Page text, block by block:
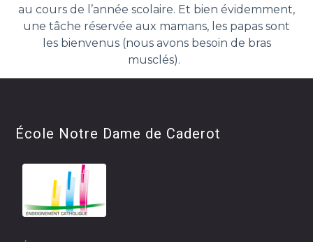
au cours de l’année scolaire. Et bien évidemment,
une tâche réservée aux mamans, les papas sont
les bienvenus (nous avons besoin de bras
musclés).
École Notre Dame de Caderot